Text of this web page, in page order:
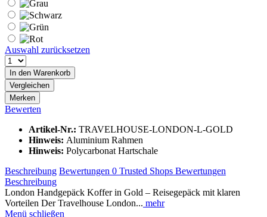
Auswahl zurücksetzen
In den Warenkorb
Vergleichen
Merken
Bewerten
Artikel-Nr.: TRAVELHOUSE-LONDON-L-GOLD
Hinweis: Aluminium Rahmen
Hinweis: Polycarbonat Hartschale
Beschreibung Bewertungen 0 Trusted Shops Bewertungen
Beschreibung
London Handgepäck Koffer in Gold – Reisegepäck mit klaren
Vorteilen Der Travelhouse London... mehr
Menü schließen